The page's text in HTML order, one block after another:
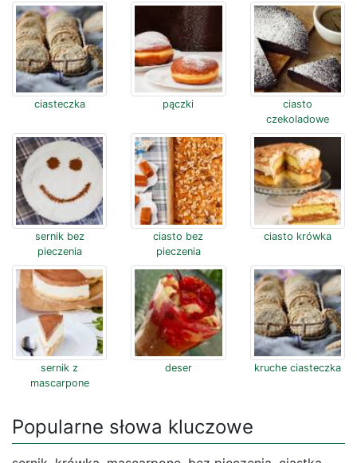
ciasteczka pączki
ciasto
czekoladowe
sernik bez
pieczenia
ciasto bez
pieczenia
ciasto krówka
sernik z
mascarpone
deser kruche ciasteczka
Popularne słowa kluczowe